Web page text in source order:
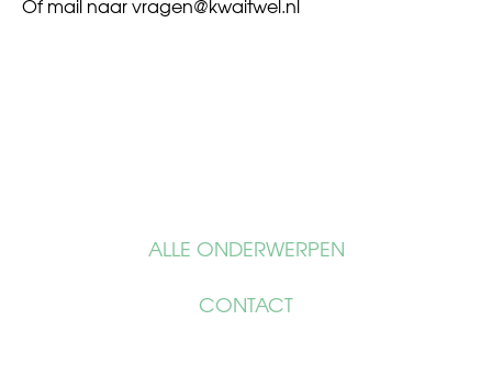
ALLE ONDERWERPEN
CONTACT
Of mail naarvragen@kwaitwel.nl